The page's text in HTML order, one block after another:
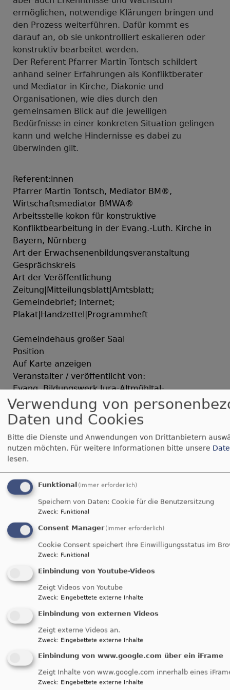
ermöglichen, notwendige Klärungen bringen und
den Prozess weiterführen. Dafür kommt es
darauf an, ob sie unkontrolliert eskalieren oder
konstruktiv bearbeitet werden.
Der Referent Pfarrer Martin Tontsch schildert
anhand seiner Erfahrungen als Konfliktberater
und Mediator in Kirche, Diakonie und
Organisationen, wie dies durch den
gemeinsamen Blick auf die jeweiligen
Bedürfnisse in einer konkreten Situation gelingen
kann und welche Hindernisse es dabei zu
überwinden gilt.
Referent:innen
Pfarrer Martin Tontsch, Mediator BM®,
Wirtschaftsmediator BMWA®
Arbeitsstelle kokon für konstruktive
Konfliktbearbeitung in der Evang.-Luth. Kirche in
Bayern, Nürnberg
Art der Erwachsenenbildungsveranstaltung
Gesprächskreis
Art der Veröffentlichung
Zeitung|Mitteilungsblatt|Amtsblatt;
Gemeindebrief; Internet;
Plakat|Handzettel|Programmheft
Gemeindehaus großer Saal
Position
Auf Karte anzeigen
Veranstalter / veröffentlicht von:
Evang. Bildungswerk Jura-Altmühltal-
Hahnenkamm e.V.
EBW JAH
Martin-Luther-Platz 9
91781 Weißenburg
bildungswerk.weissenburg@elkb.de
https://www.ebw-jah.de
Telefon 09141 974630
Telefax 09141 974631
Gottes Geist befreit von
der Angst, die in die
Aggression treibt
„Manchmal habe ich im Moment den Eindruck, die Idee, dass
Frieden möglich ist, rutscht uns gerade weg“, sagt
der 44. Ökumenischen FriedensDekade in Bayern am 12.
November 2023 in der Weißenburger Andreaskirche. „Im Moment
stellt sich ja eher die Frage, wie wir es schaffen, die Opfer von
Gewalt nicht alleine zu lassen, ohne mit gleicher Münze und
größerer Feuerkraft zurückzuzahlen.“
„Die biblische Vision von Frieden ist eine Verheißung Gottes, sie
Verwendung von
Daten und Cookies
Bitte die Dienste und Anwendungen von Drittanbietern
nutzen möchten. Für weitere Informationen bitte unsere
lesen.
Funktional (immer erforderlich)
Speichern von Daten: Cookie für die Benutzersitzung
Zweck: Funktional
Consent Manager (immer erforderlich)
Cookie Consent speichert Ihre Einwilligungsstatus im
Zweck: Funktional
Einbindung von Youtube-Videos
Zeigt Videos von Youtube
Zweck: Eingebettete externe Inhalte
Einbindung von externen Videos
Zeigt externe Videos an.
Zweck: Eingebettete externe Inhalte
Einbindung von www.google.com über ein iFrame
Zeigt Inhalte von www.google.com innerhalb eines
Zweck: Eingebettete externe Inhalte